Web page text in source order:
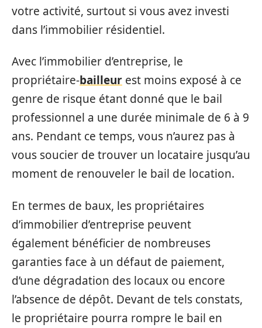
votre activité, surtout si vous avez investi
dans l’immobilier résidentiel.
Avec l’immobilier d’entreprise, le
propriétaire-bailleur est moins exposé à ce
genre de risque étant donné que le bail
professionnel a une durée minimale de 6 à 9
ans. Pendant ce temps, vous n’aurez pas à
vous soucier de trouver un locataire jusqu’au
moment de renouveler le bail de location.
En termes de baux, les propriétaires
d’immobilier d’entreprise peuvent
également bénéficier de nombreuses
garanties face à un défaut de paiement,
d’une dégradation des locaux ou encore
l’absence de dépôt. Devant de tels constats,
le propriétaire pourra rompre le bail en